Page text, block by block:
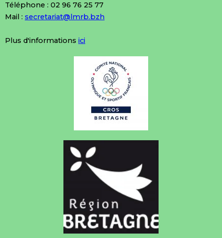
Téléphone : 02 96 76 25 77
Mail : secretariat@lmrb.bzh
Plus d'informations ici